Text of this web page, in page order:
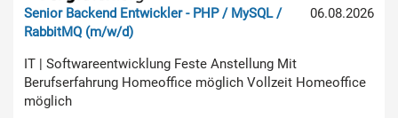
06.08.2026
Senior Backend Entwickler - PHP / MySQL /
RabbitMQ (m/w/d)
IT | Softwareentwicklung Feste Anstellung Mit
Berufserfahrung Homeoffice möglich Vollzeit Homeoffice
möglich